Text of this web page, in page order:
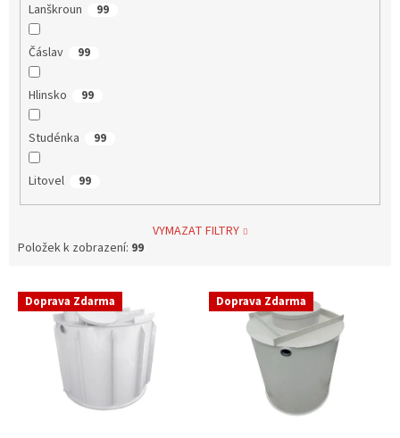
Lanškroun 99
Čáslav 99
Hlinsko 99
Studénka 99
Litovel 99
VYMAZAT FILTRY
Položek k zobrazení: 99
V Doprava Zdarma Doprava Zdarma